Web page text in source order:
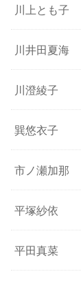
川上とも子
川井田夏海
川澄綾子
巽悠衣子
市ノ瀬加那
平塚紗依
平田真菜